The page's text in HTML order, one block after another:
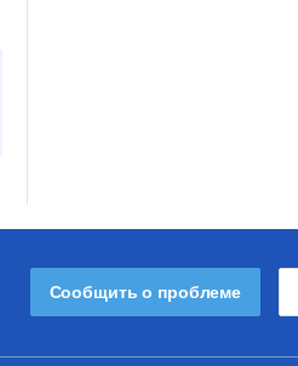
Сообщить о проблеме